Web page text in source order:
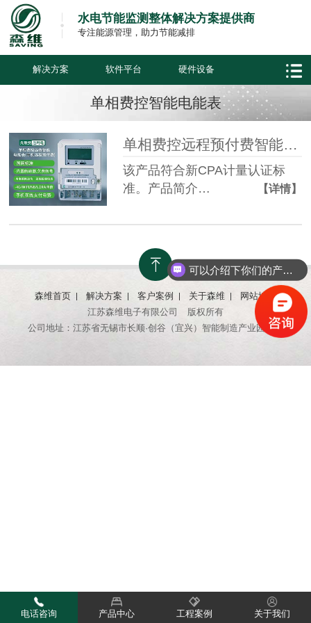
水电节能监测整体解决方案提供商
专注能源管理，助力节能减排
解决方案 软件平台 硬件设备
单相费控智能电能表
单相费控远程预付费智能电表
该产品符合新CPA计量认证标
准。产品简介…
【详情】
森维首页 解决方案 客户案例 关于森维
网站地图
江苏森维电子有限公司
版权所有
公司地址：江苏省无锡市长顺·创谷（宜兴）智能制造产业园15栋
电话咨询 产品中心 工程案例 关于我们
可以介绍下你们的产品么？